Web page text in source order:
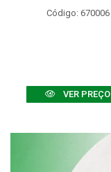
Código: 670006
VER PREÇO